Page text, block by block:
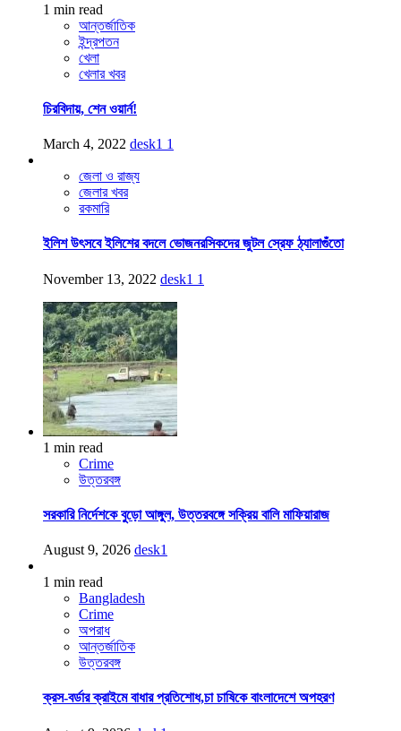
1 min read
আন্তর্জাতিক
ইন্দ্রপতন
খেলা
খেলার খবর
চিরবিদায়, শেন ওয়ার্ন!
March 4, 2022 desk1 1
জেলা ও রাজ্য
জেলার খবর
রকমারি
ইলিশ উৎসবে ইলিশের বদলে ভোজনরসিকদের জুটল স্রেফ ঠ্যালাগুঁতো
November 13, 2022 desk1 1
1 min read
Crime
উত্তরবঙ্গ
সরকারি নির্দেশকে বুড়ো আঙ্গুল, উত্তরবঙ্গে সক্রিয় বালি মাফিয়ারাজ
August 9, 2026 desk1
1 min read
Bangladesh
Crime
অপরাধ
আন্তর্জাতিক
উত্তরবঙ্গ
ক্রস-বর্ডার ক্রাইমে বাধার প্রতিশোধ,চা চাষিকে বাংলাদেশে অপহরণ